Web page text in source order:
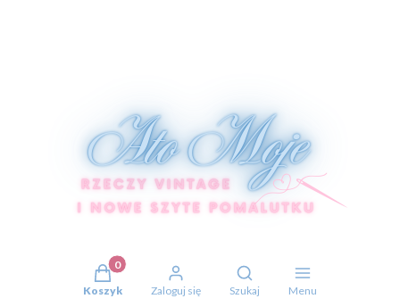
Produkty w koszyku: 0. Zobacz szczegóły
Koszyk Zaloguj się
Otwórz wyszukiwarkę
Szukaj Menu